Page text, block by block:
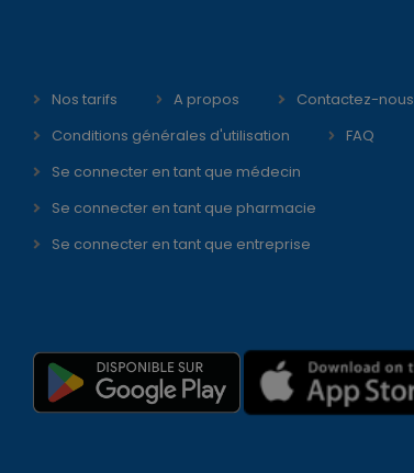
Nos tarifs A propos
Contactez-nous
Conditions générales d'utilisation
FAQ
Se connecter en tant que médecin
Se connecter en tant que pharmacie
Se connecter en tant que entreprise